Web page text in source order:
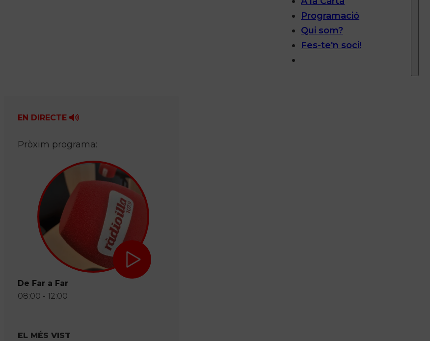
Programació
Qui som?
Fes-te'n soci!
EN DIRECTE
Pròxim programa:
De Far a Far
08:00 - 12:00
EL MÉS VIST